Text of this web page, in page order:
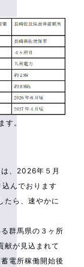
す。
、2026年５月
んでおります
たら、速やかに
群馬県の３ヶ所
献が見込まれて
電所稼働開始後